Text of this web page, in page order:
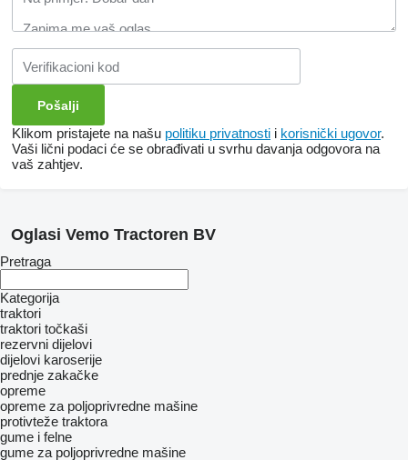
Klikom pristajete na našu politiku privatnosti i korisnički ugovor.
Vaši lični podaci će se obrađivati ​​u svrhu davanja odgovora na
vaš zahtjev.
Oglasi Vemo Tractoren BV
Pretraga
Kategorija
traktori
traktori točkaši
rezervni dijelovi
dijelovi karoserije
prednje zakačke
opreme
opreme za poljoprivredne mašine
protivteže traktora
gume i felne
gume za poljoprivredne mašine